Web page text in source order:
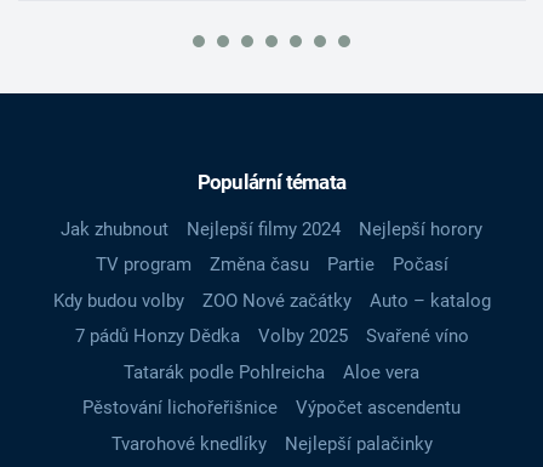
Populární témata
Jak zhubnout Nejlepší filmy 2024
Nejlepší horory
TV program
Změna času Partie
Počasí
Kdy budou volby
ZOO Nové začátky
Auto – katalog
7 pádů Honzy Dědka
Volby 2025
Svařené víno
Tatarák podle Pohlreicha
Aloe vera
Pěstování lichořeřišnice
Výpočet ascendentu
Tvarohové knedlíky
Nejlepší palačinky